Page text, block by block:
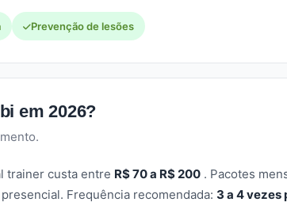
Prevenção de lesões
em 2026?
trainer custa entre R$ 70 a R$ 200 . Pacotes
Frequência recomendada: 3 a 4 vezes